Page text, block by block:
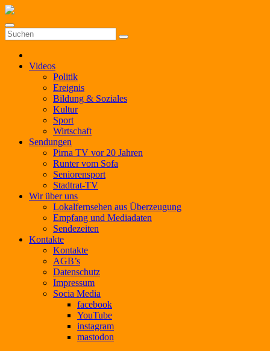
Zum
springen
Videos
Politik
Ereignis
Bildung & Soziales
Kultur
Sport
Wirtschaft
Sendungen
Pirna TV vor 20 Jahren
Runter vom Sofa
Seniorensport
Stadtrat-TV
Wir über uns
Lokalfernsehen aus Überzeugung
Empfang und Mediadaten
Sendezeiten
Kontakte
Kontakte
AGB’s
Datenschutz
Impressum
Socia Media
facebook
YouTube
instagram
mastodon